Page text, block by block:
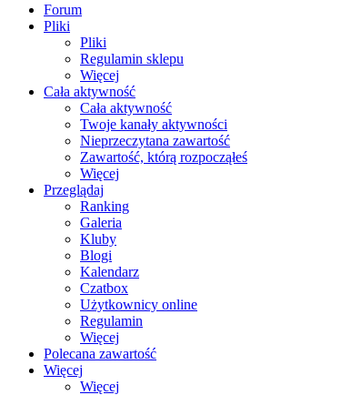
Forum
Pliki
Pliki
Regulamin sklepu
Więcej
Cała aktywność
Cała aktywność
Twoje kanały aktywności
Nieprzeczytana zawartość
Zawartość, którą rozpocząłeś
Więcej
Przeglądaj
Ranking
Galeria
Kluby
Blogi
Kalendarz
Czatbox
Użytkownicy online
Regulamin
Więcej
Polecana zawartość
Więcej
Więcej